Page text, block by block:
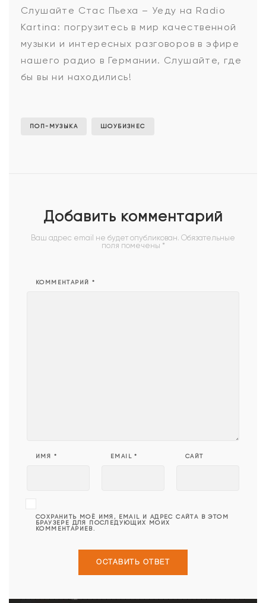
Стас
Пьеха
-
Уеду
Слушайте Стас Пьеха – Уеду на Radio
Kartina: погрузитесь в мир качественной
музыки и интересных разговоров в эфире
нашего радио в Германии. Слушайте, где
бы вы ни находились!
ПОП-МУЗЫКА ШОУБИЗНЕС
Добавить комментарий
Ваш адрес email не будет опубликован. Обязательные
поля помечены *
КОММЕНТАРИЙ *
ИМЯ * EMAIL* САЙТ
СОХРАНИТЬ МОЁ ИМЯ, EMAIL И АДРЕС САЙТА В ЭТОМ
БРАУЗЕРЕ ДЛЯ ПОСЛЕДУЮЩИХ МОИХ
КОММЕНТАРИЕВ.